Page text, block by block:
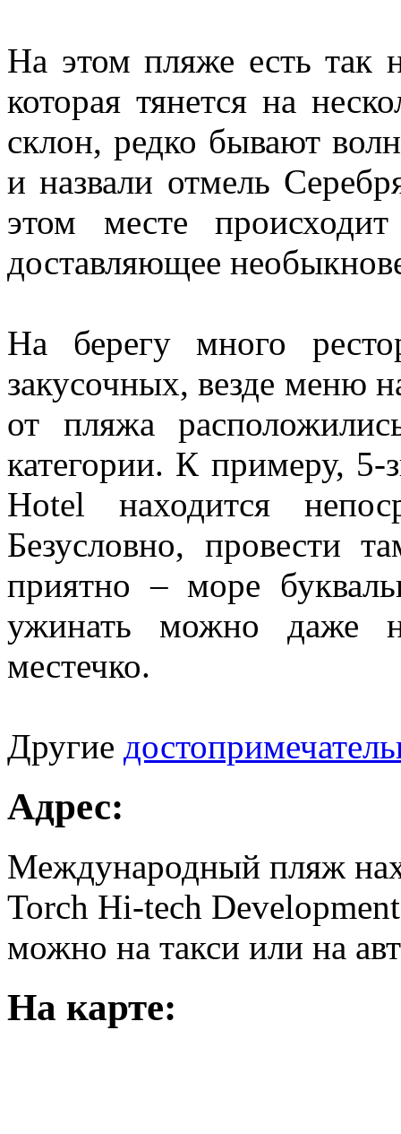
На этом пляже есть так
которая тянется на
склон, редко бывают
и назвали отмель
этом месте
доставляющее
На берегу много
закусочных, везде меню
от пляжа
категории. К примеру,
Hotel находится
Безусловно, провести
приятно – море
ужинать можно даже
местечко.
Другие
Адрес:
Международный пляж
Torch Hi-tech
можно на такси или на
На карте: